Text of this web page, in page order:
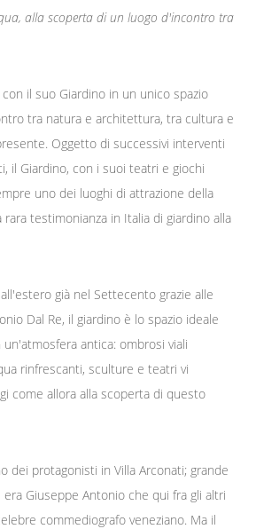
alla scoperta di un luogo d'incontro tra
il suo Giardino in un unico spazio
tra natura e architettura, tra cultura e
Oggetto di successivi interventi
il Giardino, con i suoi teatri e giochi
uno dei luoghi di attrazione della
rara testimonianza in Italia di giardino alla
già nel Settecento grazie alle
Dal Re, il giardino è lo spazio ideale
antica: ombrosi viali
rinfrescanti, sculture e teatri vi
come allora alla scoperta di questo
dei protagonisti in Villa Arconati; grande
Giuseppe Antonio che qui fra gli altri
commediografo veneziano. Ma il